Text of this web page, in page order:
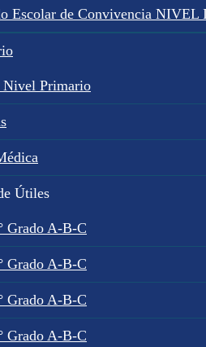
Escolar de Convivencia
Nivel Primario
Útiles
Grado A-B-C
Grado A-B-C
Grado A-B-C
Grado A-B-C